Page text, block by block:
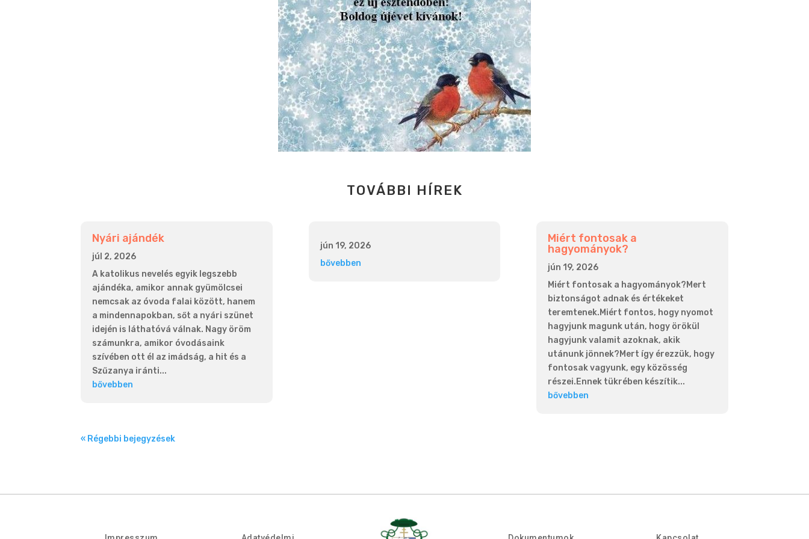
TOVÁBBI HÍREK
Nyári ajándék
júl 2, 2026
A katolikus nevelés egyik legszebb
ajándéka, amikor annak gyümölcsei
nemcsak az óvoda falai között, hanem
a mindennapokban, sőt a nyári szünet
idején is láthatóvá válnak. Nagy öröm
számunkra, amikor óvodásaink
szívében ott él az imádság, a hit és a
Szűzanya iránti...
bővebben
jún 19, 2026
bővebben
Miért fontosak a
hagyományok?
jún 19, 2026
Miért fontosak a hagyományok?Mert
biztonságot adnak és értékeket
teremtenek.Miért fontos, hogy nyomot
hagyjunk magunk után, hogy örökül
hagyjunk valamit azoknak, akik
utánunk jönnek?Mert így érezzük, hogy
fontosak vagyunk, egy közösség
részei.Ennek tükrében készítik...
bővebben
« Régebbi bejegyzések